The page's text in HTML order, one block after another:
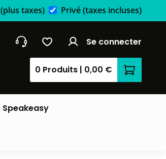
(plus taxes) Privé(taxes incluses)
Se connecter
0 Produits | 0,00 € Le
Speakeasy